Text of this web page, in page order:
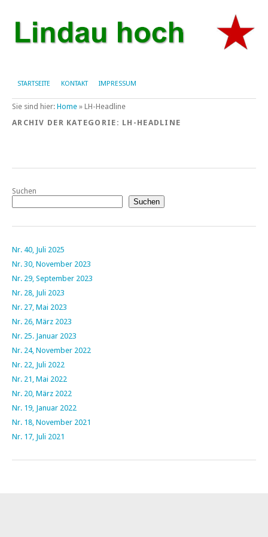
STARTSEITE KONTAKT IMPRESSUM
Sie sind hier: Home » LH-Headline
ARCHIV DER KATEGORIE: LH-HEADLINE
Suchen
Suchen
Nr. 40, Juli 2025
Nr. 30, November 2023
Nr. 29, September 2023
Nr. 28, Juli 2023
Nr. 27, Mai 2023
Nr. 26, März 2023
Nr. 25. Januar 2023
Nr. 24, November 2022
Nr. 22, Juli 2022
Nr. 21, Mai 2022
Nr. 20, März 2022
Nr. 19, Januar 2022
Nr. 18, November 2021
Nr. 17, Juli 2021